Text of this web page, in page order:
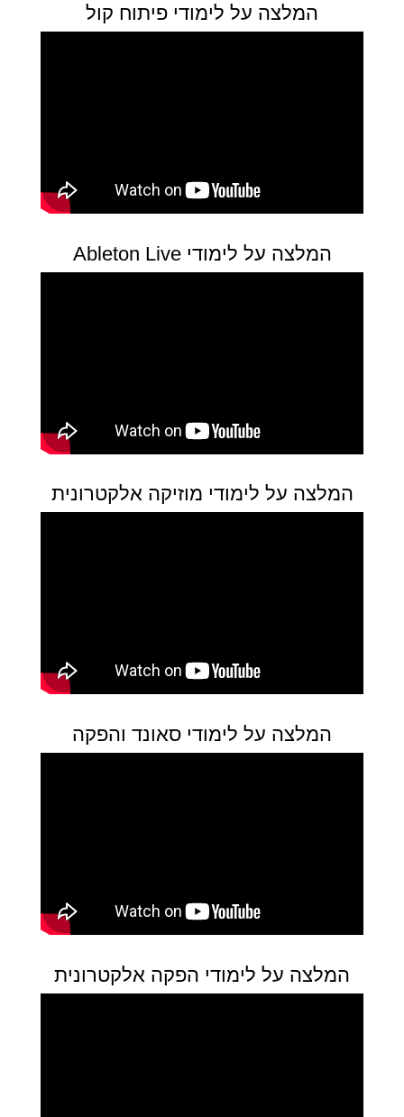
המלצה על לימודי פיתוח קול
המלצה על לימודי Ableton Live
המלצה על לימודי מוזיקה אלקטרונית
המלצה על לימודי סאונד והפקה
המלצה על לימודי הפקה אלקטרונית